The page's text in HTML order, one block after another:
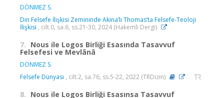
DÖNMEZ S.
Din Felsefe İlişkisi Zemininde Akina’lı Thomas’ta Felsefe-Teoloji
İlişkisi , cilt.0, sa.6, ss.21-30, 2024 (Hakemli Dergi)
7. Nous ile Logos Birliği Esasında Tasavvuf
Felsefesi ve Mevlânâ
DÖNMEZ S.
Felsefe Dünyası , cilt.2, sa.76, ss.5-22, 2022 (TRDizin)
8. Nous ile Logos Birliği Esasınsa Tasavvuf